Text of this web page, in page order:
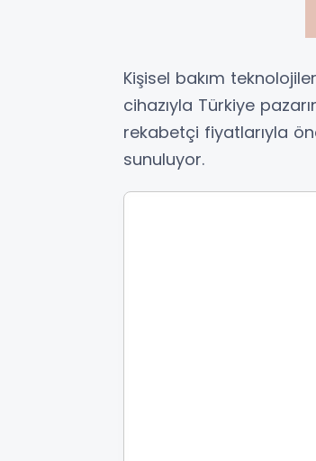
Kişisel bakım
cihazıyla Türkiye
rekabetçi fiyatlarıyla
sunuluyor.